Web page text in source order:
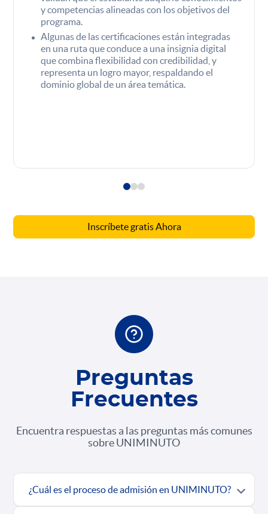
y competencias alineadas con los objetivos del
programa.
Algunas de las certificaciones están integradas
en una ruta que conduce a una insignia digital
que combina flexibilidad con credibilidad, y
representa un logro mayor, respaldando el
dominio global de un área temática.
Inscríbete gratis Ahora
Preguntas
Frecuentes
Encuentra respuestas a las preguntas más comunes
sobre UNIMINUTO
¿Cuál es el proceso de admisión en UNIMINUTO?